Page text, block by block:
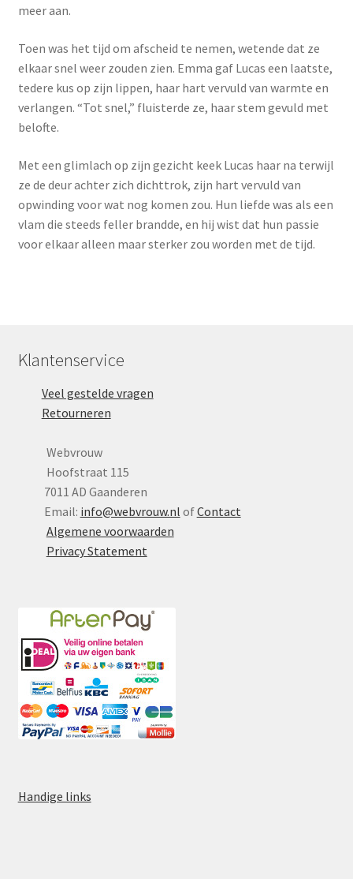
meer aan.
Toen was het tijd om afscheid te nemen, wetende dat ze
elkaar snel weer zouden zien. Emma gaf Lucas een laatste,
tedere kus op zijn lippen, haar hart vervuld van warmte en
verlangen. “Tot snel,” fluisterde ze, haar stem gevuld met
belofte.
Met een glimlach op zijn gezicht keek Lucas haar na terwijl
ze de deur achter zich dichttrok, zijn hart vervuld van
opwinding voor wat nog komen zou. Hun liefde was als een
vlam die steeds feller brandde, en hij wist dat hun passie
voor elkaar alleen maar sterker zou worden met de tijd.
Klantenservice
Veel gestelde vragen
Retourneren
Webvrouw
Hoofstraat 115
7011 AD Gaanderen
Email: info@webvrouw.nl ofContact
Algemene voorwaarden
Privacy Statement
Handige links